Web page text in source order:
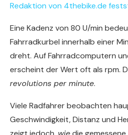
Redaktion von 4thebike.de
Eine Kadenz von 80 U/min
Fahrradkurbel innerhalb einer
dreht. Auf Fahrradcomputern
erscheint der Wert oft als rpm.
revolutions per minute.
Viele Radfahrer beobachten
Geschwindigkeit, Distanz und